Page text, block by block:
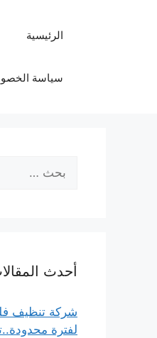
الرئيسية
سياسة
عن:
أحدث
لفترة